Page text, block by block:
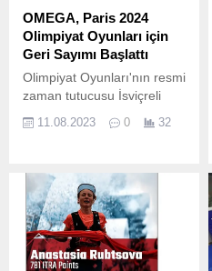
OMEGA, Paris 2024
Olimpiyat Oyunları için
Geri Sayımı Başlattı
Olimpiyat Oyunları'nın resmi
zaman tutucusu İsviçreli
saat üreticisi OMEGA, Paris
2024 oyunlarına tam bir yıl
11.08.2023 0 32